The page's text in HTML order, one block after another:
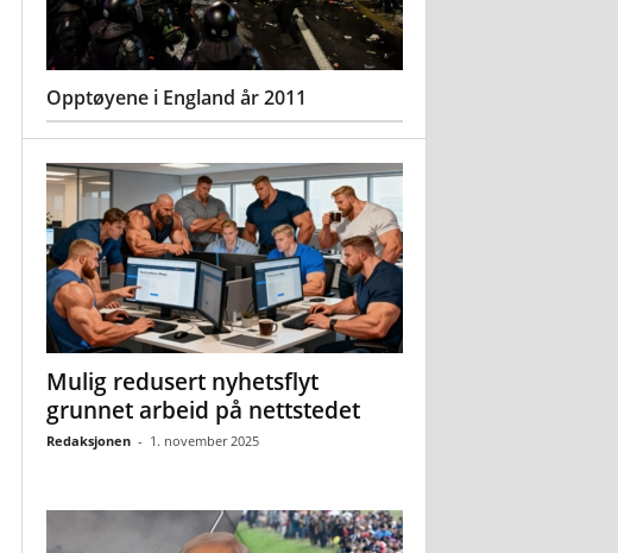
Opptøyene i England år 2011
Mulig redusert nyhetsflyt
grunnet arbeid på nettstedet
Redaksjonen - 1. november 2025